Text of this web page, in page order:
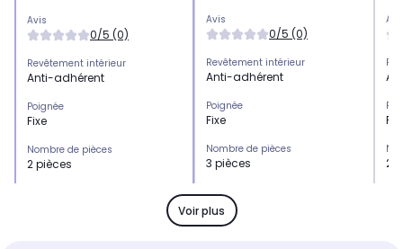
Avis
0/5 (0)
Revêtement intérieur
Anti-adhérent
Poignée
Fixe
Nombre de pièces
2 pièces
Avis
0/5 (0)
Revêtement intérieur
Anti-adhérent
Poignée
Fixe
Nombre de pièces
3 pièces
Compatibilité
Tous feux dont induction
2
Voir plus